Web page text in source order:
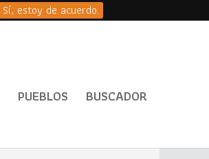
Sí, estoy de acuerdo.
PUEBLOS BUSCADOR